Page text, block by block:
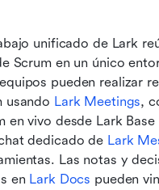
unificado de Lark
Scrum en un único
pueden realizar
usando Lark Meetings,
en vivo desde Lark
dedicado de Lark
Las notas y
en Lark Docs pueden